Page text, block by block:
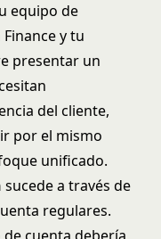
equipo de
y tu
presentar un
del cliente,
por el mismo
unificado.
sucede a través de
regulares.